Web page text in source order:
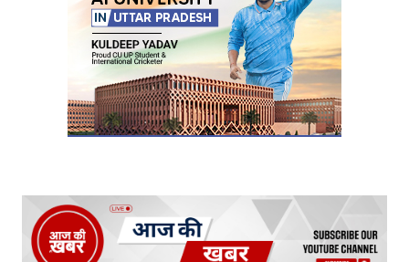
Submit Comment